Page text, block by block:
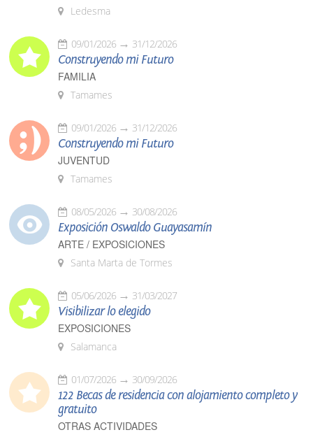
Ledesma
09/01/2026 31/12/2026
Construyendo mi Futuro
FAMILIA
Tamames
09/01/2026 31/12/2026
Construyendo mi Futuro
JUVENTUD
Tamames
08/05/2026 30/08/2026
Exposición Oswaldo Guayasamín
ARTE / EXPOSICIONES
Santa Marta de Tormes
05/06/2026 31/03/2027
Visibilizar lo elegido
EXPOSICIONES
Salamanca
01/07/2026 30/09/2026
122 Becas de residencia con alojamiento completo y
gratuito
OTRAS ACTIVIDADES